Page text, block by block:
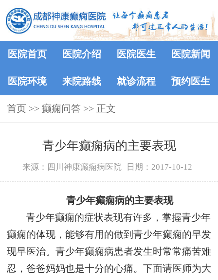
医院首页 医院介绍 医院医生 医院新闻
医院环境 来院路线 就诊流程 预约医生
首页 >> 癫痫问答 >> 正文
青少年癫痫病的主要表现
来源：四川神康癫痫病医院 日期：2017-10-12
青少年癫痫病的主要表现
青少年癫痫的症状表现有许多，掌握青少年
癫痫的体现，能够有用的做到青少年癫痫的早发
现早医治。青少年癫痫病患者发生时常常痛苦难
忍，爸爸妈妈也是十分的心痛。下面请医师为大